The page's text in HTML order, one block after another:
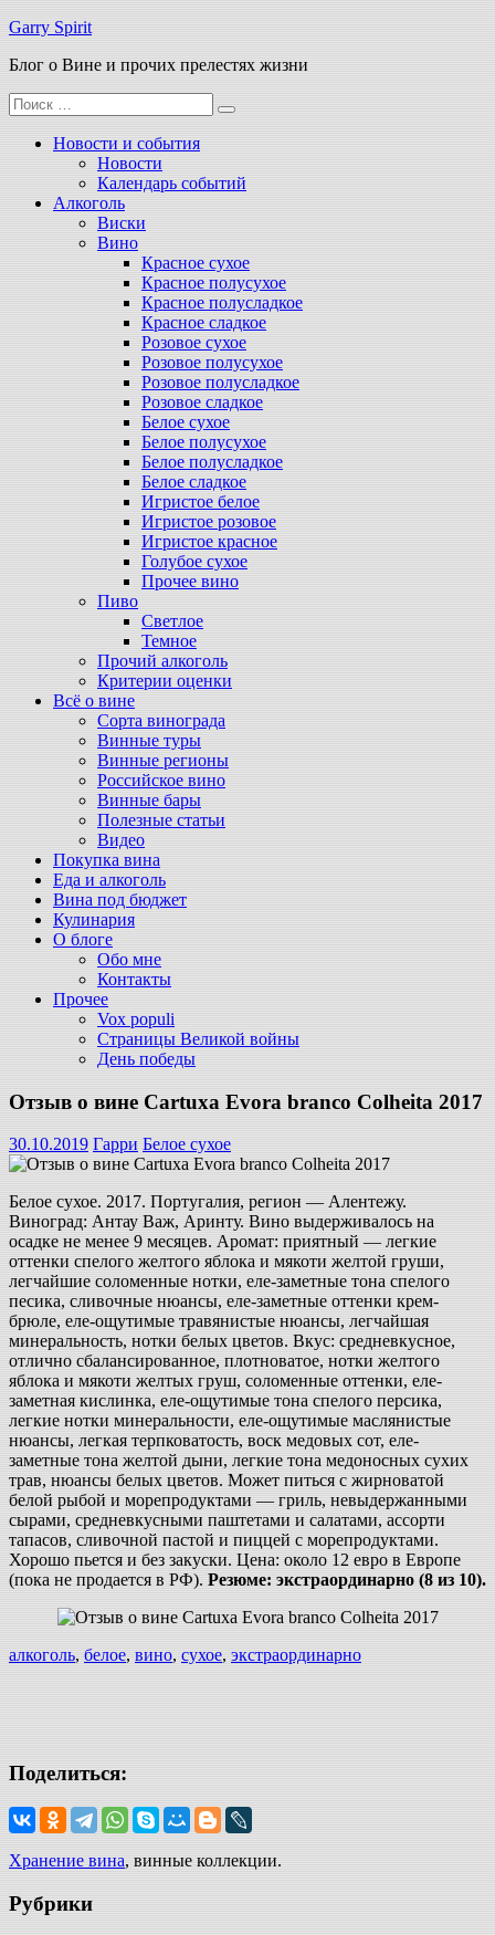
Перейти
содержимому
Garry Spirit
Блог о Вине и прочих прелестях жизни
Поиск
для:
Новости и события
Новости
Календарь событий
Алкоголь
Виски
Вино
Красное сухое
Красное полусухое
Красное полусладкое
Красное сладкое
Розовое сухое
Розовое полусухое
Розовое полусладкое
Розовое сладкое
Белое сухое
Белое полусухое
Белое полусладкое
Белое сладкое
Игристое белое
Игристое розовое
Игристое красное
Голубое сухое
Прочее вино
Пиво
Светлое
Темное
Прочий алкоголь
Критерии оценки
Всё о вине
Сорта винограда
Винные туры
Винные регионы
Российское вино
Винные бары
Полезные статьи
Видео
Покупка вина
Еда и алкоголь
Вина под бюджет
Кулинария
О блоге
Обо мне
Контакты
Прочее
Vox populi
Страницы Великой войны
День победы
Отзыв о вине Cartuxa Evora branco Colheita 2017
30.10.2019 Гарри Белое сухое
Белое сухое. 2017. Португалия, регион — Алентежу.
Виноград: Антау Важ, Аринту. Вино выдерживалось на
осадке не менее 9 месяцев. Аромат: приятный — легкие
оттенки спелого желтого яблока и мякоти желтой груши,
легчайшие соломенные нотки, еле-заметные тона спелого
песика, сливочные нюансы, еле-заметные оттенки крем-
брюле, еле-ощутимые травянистые нюансы, легчайшая
минеральность, нотки белых цветов. Вкус: средневкусное,
отлично сбалансированное, плотноватое, нотки желтого
яблока и мякоти желтых груш, соломенные оттенки, еле-
заметная кислинка, еле-ощутимые тона спелого персика,
легкие нотки минеральности, еле-ощутимые маслянистые
нюансы, легкая терпковатость, воск медовых сот, еле-
заметные тона желтой дыни, легкие тона медоносных сухих
трав, нюансы белых цветов. Может питься с жирноватой
белой рыбой и морепродуктами — гриль, невыдержанными
сырами, средневкусными паштетами и салатами, ассорти
тапасов, сливочной пастой и пиццей с морепродуктами.
Хорошо пьется и без закуски. Цена: около 12 евро в Европе
(пока не продается в РФ). Резюме: экстраординарно (8 из 10).
алкоголь, белое, вино, сухое, экстраординарно
Поделиться:
Хранение вина, винные коллекции.
Рубрики